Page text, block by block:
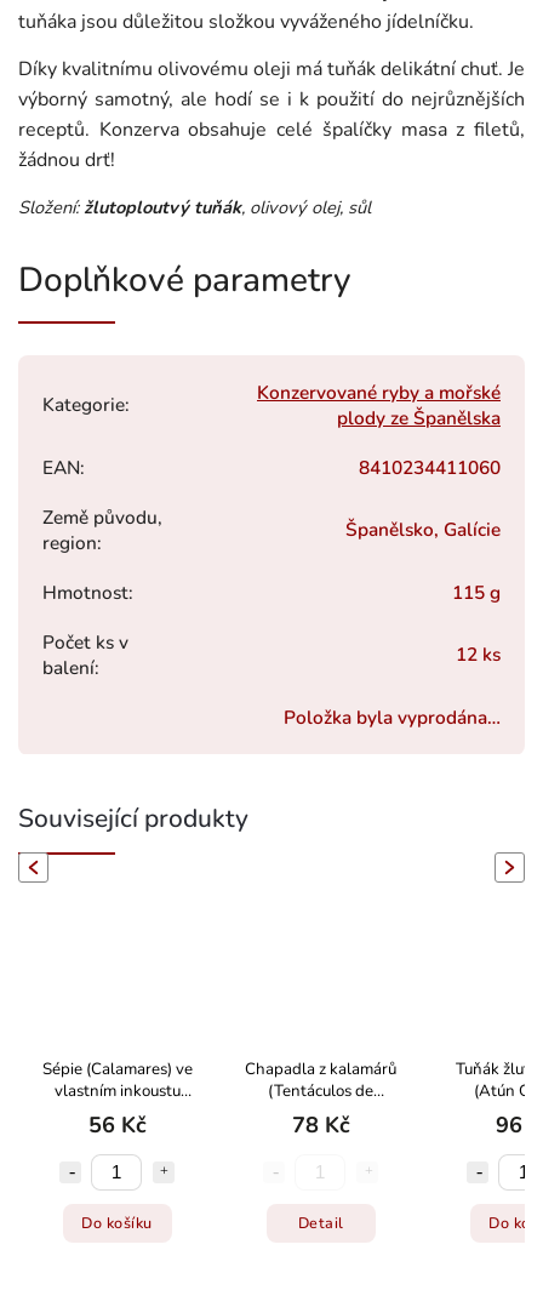
tuňáka jsou důležitou složkou vyváženého jídelníčku.
Díky kvalitnímu olivovému oleji má tuňák delikátní chuť. Je
výborný samotný, ale hodí se i k použití do nejrůznějších
receptů. Konzerva obsahuje celé špalíčky masa z filetů,
žádnou drť!
Složení:žlutoploutvý tuňák, olivový olej, sůl
Doplňkové parametry
Kategorie:
Konzervované ryby a mořské
plody ze Španělska
EAN:
8410234411060
Země původu,
region:
Španělsko, Galície
Hmotnost:
115 g
Počet ks v
balení:
12 ks
Položka byla vyprodána…
Související produkty
Sépie (Calamares) ve
vlastním inkoustu
kousky
56 Kč
Do košíku
Chapadla z kalamárů
(Tentáculos de
calamar) v rostlinném
oleji
78 Kč
Detail
Tuňák
(Atún
rostlinném
96
Do
Next